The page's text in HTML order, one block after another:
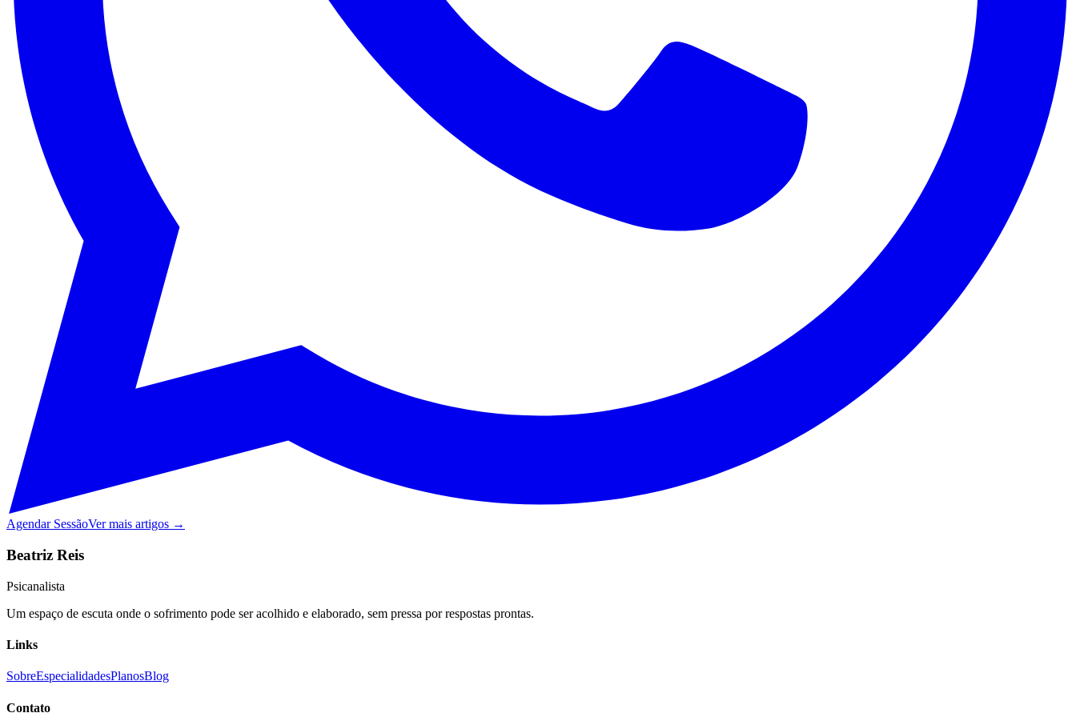
Agendar SessãoVer mais artigos →
Beatriz Reis
Psicanalista
Um espaço de escuta onde o sofrimento pode ser acolhido e elaborado, sem pressa por respostas prontas.
Links
SobreEspecialidadesPlanosBlog
Contato